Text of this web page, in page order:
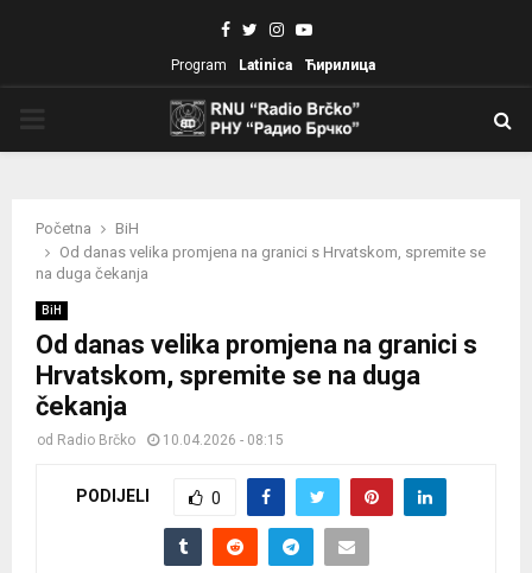
Facebook
TwitterInstagram
Youtube
Program Latinica Ћирилица
Početna
BiH
Od danas velika promjena na granici s Hrvatskom, spremite se
na duga čekanja
BiH
Od danas velika promjena na granici s
Hrvatskom, spremite se na duga
čekanja
od Radio Brčko 10.04.2026 - 08:15
PODIJELI 0